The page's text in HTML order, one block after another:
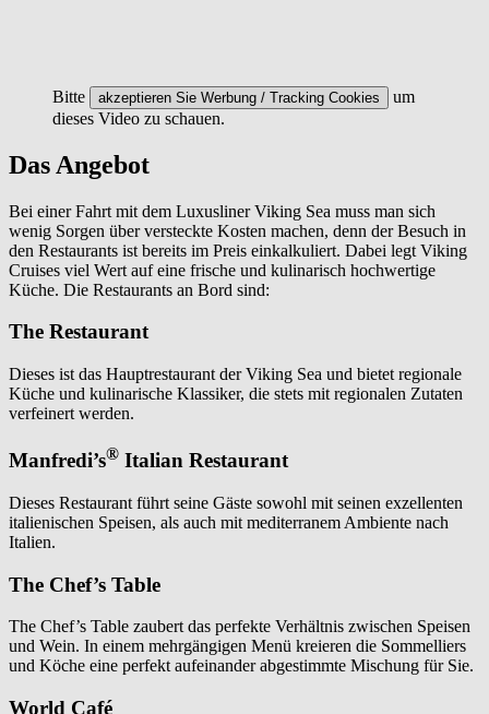
Bitte akzeptieren Sie Werbung / Tracking Cookies
um
dieses Video zu schauen.
Das Angebot
Bei einer Fahrt mit dem Luxusliner Viking Sea muss man sich
wenig Sorgen über versteckte Kosten machen, denn der Besuch in
den Restaurants ist bereits im Preis einkalkuliert. Dabei legt Viking
Cruises viel Wert auf eine frische und kulinarisch hochwertige
Küche. Die Restaurants an Bord sind:
The Restaurant
Dieses ist das Hauptrestaurant der Viking Sea und bietet regionale
Küche und kulinarische Klassiker, die stets mit regionalen Zutaten
verfeinert werden.
Manfredi’s® Italian Restaurant
Dieses Restaurant führt seine Gäste sowohl mit seinen exzellenten
italienischen Speisen, als auch mit mediterranem Ambiente nach
Italien.
The Chef’s Table
The Chef’s Table zaubert das perfekte Verhältnis zwischen Speisen
und Wein. In einem mehrgängigen Menü kreieren die Sommelliers
und Köche eine perfekt aufeinander abgestimmte Mischung für Sie.
World Café